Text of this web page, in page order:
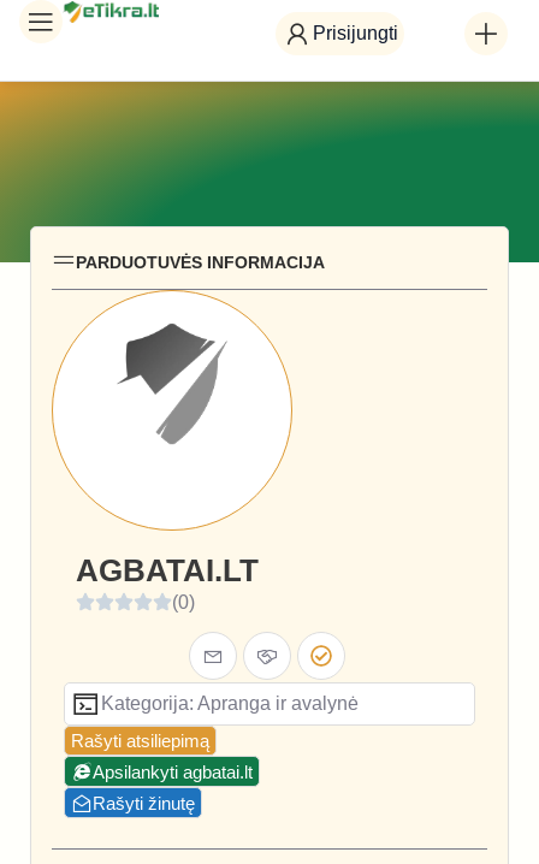
Prisijungti
PARDUOTUVĖS INFORMACIJA
AGBATAI.LT
(0)
Kategorija: Apranga ir avalynė
Rašyti atsiliepimą
Apsilankyti agbatai.lt
Rašyti žinutę